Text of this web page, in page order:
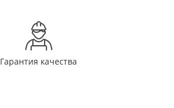
Гарантия качества